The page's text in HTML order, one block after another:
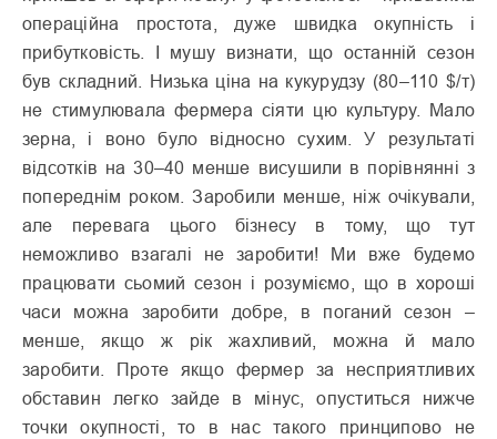
операційна простота, дуже швидка окупність і
прибутковість. І мушу визнати, що останній сезон
був складний. Низька ціна на кукурудзу (80–110 $/т)
не стимулювала фермера сіяти цю культуру. Мало
зерна, і воно було відносно сухим. У результаті
відсотків на 30–40 менше висушили в порівнянні з
попереднім роком. Заробили менше, ніж очікували,
але перевага цього бізнесу в тому, що тут
неможливо взагалі не заробити! Ми вже будемо
працювати сьомий сезон і розуміємо, що в хороші
часи можна заробити добре, в поганий сезон –
менше, якщо ж рік жахливий, можна й мало
заробити. Проте якщо фермер за несприятливих
обставин легко зайде в мінус, опуститься нижче
точки окупності, то в нас такого принципово не